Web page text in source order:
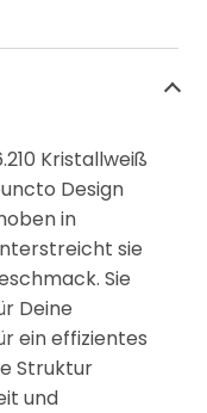
Kristallweiß
Design
in
sie
Sie
Deine
ein effizientes
Struktur
und